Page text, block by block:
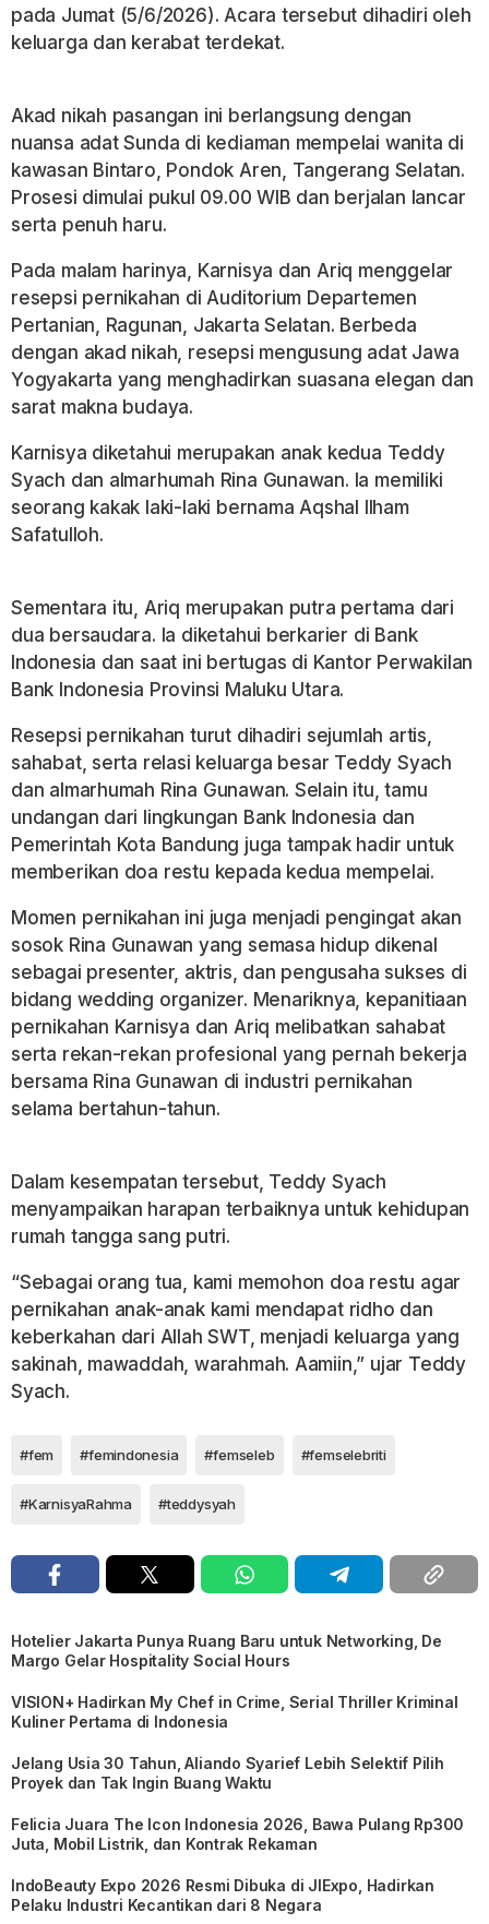
pada Jumat (5/6/2026). Acara tersebut dihadiri oleh
keluarga dan kerabat terdekat.
Akad nikah pasangan ini berlangsung dengan
nuansa adat Sunda di kediaman mempelai wanita di
kawasan Bintaro, Pondok Aren, Tangerang Selatan.
Prosesi dimulai pukul 09.00 WIB dan berjalan lancar
serta penuh haru.
Pada malam harinya, Karnisya dan Ariq menggelar
resepsi pernikahan di Auditorium Departemen
Pertanian, Ragunan, Jakarta Selatan. Berbeda
dengan akad nikah, resepsi mengusung adat Jawa
Yogyakarta yang menghadirkan suasana elegan dan
sarat makna budaya.
Karnisya diketahui merupakan anak kedua Teddy
Syach dan almarhumah Rina Gunawan. Ia memiliki
seorang kakak laki-laki bernama Aqshal Ilham
Safatulloh.
Sementara itu, Ariq merupakan putra pertama dari
dua bersaudara. Ia diketahui berkarier di Bank
Indonesia dan saat ini bertugas di Kantor Perwakilan
Bank Indonesia Provinsi Maluku Utara.
Resepsi pernikahan turut dihadiri sejumlah artis,
sahabat, serta relasi keluarga besar Teddy Syach
dan almarhumah Rina Gunawan. Selain itu, tamu
undangan dari lingkungan Bank Indonesia dan
Pemerintah Kota Bandung juga tampak hadir untuk
memberikan doa restu kepada kedua mempelai.
Momen pernikahan ini juga menjadi pengingat akan
sosok Rina Gunawan yang semasa hidup dikenal
sebagai presenter, aktris, dan pengusaha sukses di
bidang wedding organizer. Menariknya, kepanitiaan
pernikahan Karnisya dan Ariq melibatkan sahabat
serta rekan-rekan profesional yang pernah bekerja
bersama Rina Gunawan di industri pernikahan
selama bertahun-tahun.
Dalam kesempatan tersebut, Teddy Syach
menyampaikan harapan terbaiknya untuk kehidupan
rumah tangga sang putri.
“Sebagai orang tua, kami memohon doa restu agar
pernikahan anak-anak kami mendapat ridho dan
keberkahan dari Allah SWT, menjadi keluarga yang
sakinah, mawaddah, warahmah. Aamiin,” ujar Teddy
Syach.
#fem #femindonesia #femseleb #femselebriti
#KarnisyaRahma #teddysyah
Hotelier Jakarta Punya Ruang Baru untuk Networking, De
Margo Gelar Hospitality Social Hours
VISION+ Hadirkan My Chef in Crime, Serial Thriller Kriminal
Kuliner Pertama di Indonesia
Jelang Usia 30 Tahun, Aliando Syarief Lebih Selektif Pilih
Proyek dan Tak Ingin Buang Waktu
Felicia Juara The Icon Indonesia 2026, Bawa Pulang Rp300
Juta, Mobil Listrik, dan Kontrak Rekaman
IndoBeauty Expo 2026 Resmi Dibuka di JIExpo, Hadirkan
Pelaku Industri Kecantikan dari 8 Negara